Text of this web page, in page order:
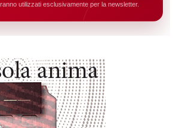
utilizzati esclusivamente per la newsletter.